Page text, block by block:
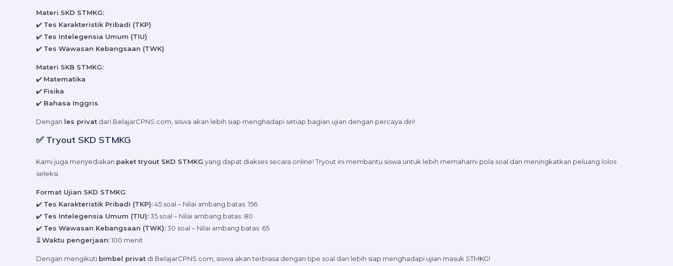
Materi SKD STMKG:
✔️ Tes Karakteristik Pribadi (TKP)
✔️ Tes Intelegensia Umum (TIU)
✔️ Tes Wawasan Kebangsaan (TWK)
Materi SKB STMKG:
✔️ Matematika
✔️ Fisika
✔️ Bahasa Inggris
Dengan les privat dari BelajarCPNS.com, siswa akan lebih siap menghadapi setiap bagian ujian dengan percaya diri!
✅ Tryout SKD STMKG
Kami juga menyediakan paket tryout SKD STMKG yang dapat diakses secara online! Tryout ini membantu siswa untuk lebih memahami pola soal dan meningkatkan peluang lolos
seleksi.
Format Ujian SKD STMKG:
✔️ Tes Karakteristik Pribadi (TKP):45 soal – Nilai ambang batas: 156
✔️ Tes Intelegensia Umum (TIU):35 soal – Nilai ambang batas: 80
✔️ Tes Wawasan Kebangsaan (TWK):30 soal – Nilai ambang batas: 65
⏳Waktu pengerjaan:100 menit
Dengan mengikuti bimbel privat di BelajarCPNS.com, siswa akan terbiasa dengan tipe soal dan lebih siap menghadapi ujian masuk STMKG!